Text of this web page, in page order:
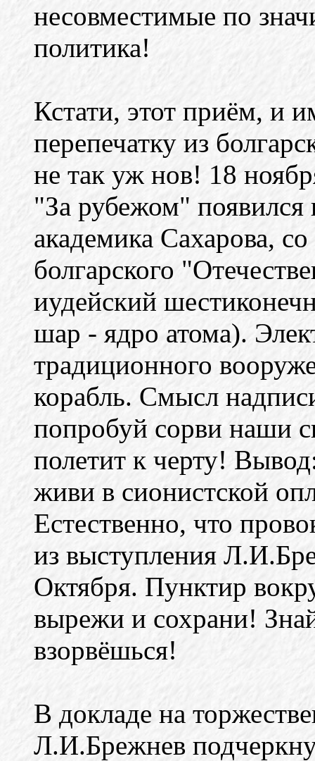
несовместимые по
политика!
Кстати, этот приём, и
перепечатку из
не так уж нов! 18
"За рубежом"
академика Сахарова,
болгарского
иудейский
шар - ядро атома).
традиционного
корабль. Смысл
попробуй сорви наши
полетит к черту!
живи в сионистской
Естественно, что
из выступления
Октября. Пунктир
вырежи и сохрани!
взорвёшься!
В докладе на
Л.И.Брежнев